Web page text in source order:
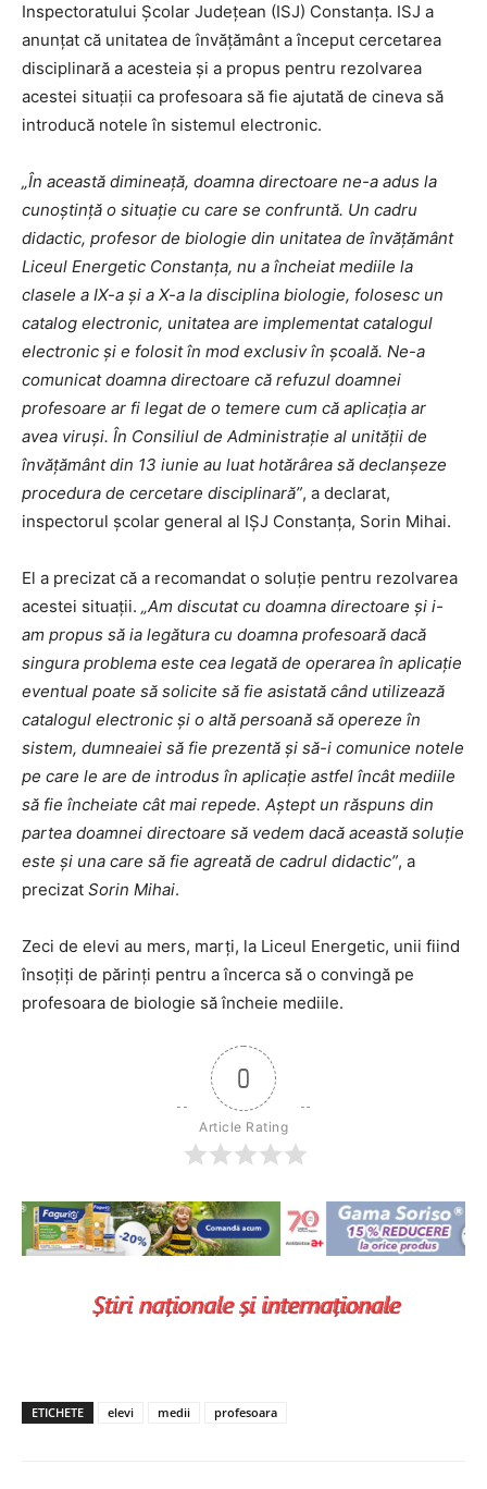
Inspectoratului Şcolar Judeţean (ISJ) Constanţa. ISJ a
anunţat că unitatea de învăţământ a început cercetarea
disciplinară a acesteia şi a propus pentru rezolvarea
acestei situaţii ca profesoara să fie ajutată de cineva să
introducă notele în sistemul electronic.
„În această dimineaţă, doamna directoare ne-a adus la
cunoştinţă o situaţie cu care se confruntă. Un cadru
didactic, profesor de biologie din unitatea de învăţământ
Liceul Energetic Constanţa, nu a încheiat mediile la
clasele a IX-a şi a X-a la disciplina biologie, folosesc un
catalog electronic, unitatea are implementat catalogul
electronic şi e folosit în mod exclusiv în şcoală. Ne-a
comunicat doamna directoare că refuzul doamnei
profesoare ar fi legat de o temere cum că aplicaţia ar
avea viruşi. În Consiliul de Administraţie al unităţii de
învăţământ din 13 iunie au luat hotărârea să declanşeze
procedura de cercetare disciplinară”, a declarat,
inspectorul şcolar general al IŞJ Constanţa, Sorin Mihai.
El a precizat că a recomandat o soluţie pentru rezolvarea
acestei situaţii. „Am discutat cu doamna directoare şi i-
am propus să ia legătura cu doamna profesoară dacă
singura problema este cea legată de operarea în aplicaţie
eventual poate să solicite să fie asistată când utilizează
catalogul electronic şi o altă persoană să opereze în
sistem, dumneaiei să fie prezentă şi să-i comunice notele
pe care le are de introdus în aplicaţie astfel încât mediile
să fie încheiate cât mai repede. Aştept un răspuns din
partea doamnei directoare să vedem dacă această soluţie
este şi una care să fie agreată de cadrul didactic”, a
precizat Sorin Mihai.
Zeci de elevi au mers, marţi, la Liceul Energetic, unii fiind
însoţiţi de părinţi pentru a încerca să o convingă pe
profesoara de biologie să încheie mediile.
0
Article Rating
ETICHETE elevi medii profesoara